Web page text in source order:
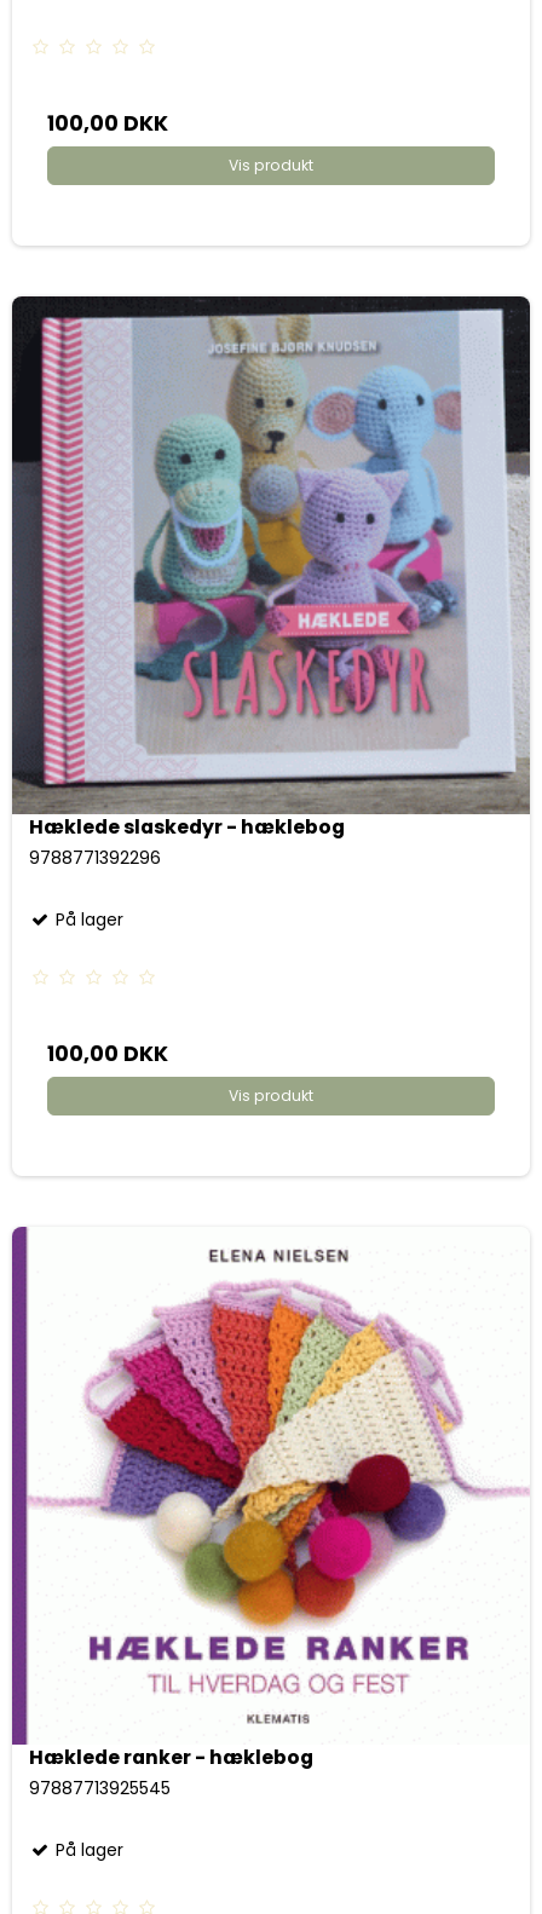
100,00 DKK
Vis produkt
Hæklede slaskedyr - hæklebog
9788771392296
På lager
100,00 DKK
Vis produkt
Hæklede ranker - hæklebog
97887713925545
På lager